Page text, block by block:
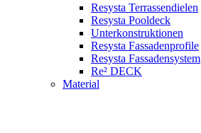
Resysta Terrassendielen
Resysta Pooldeck
Unterkonstruktionen
Resysta Fassadenprofile
Resysta Fassadensystem
Re² DECK
Material